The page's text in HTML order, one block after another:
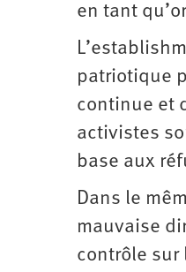
en tant
patriotique
continue et
activistes
base aux
Dans le
mauvaise
contrôle sur